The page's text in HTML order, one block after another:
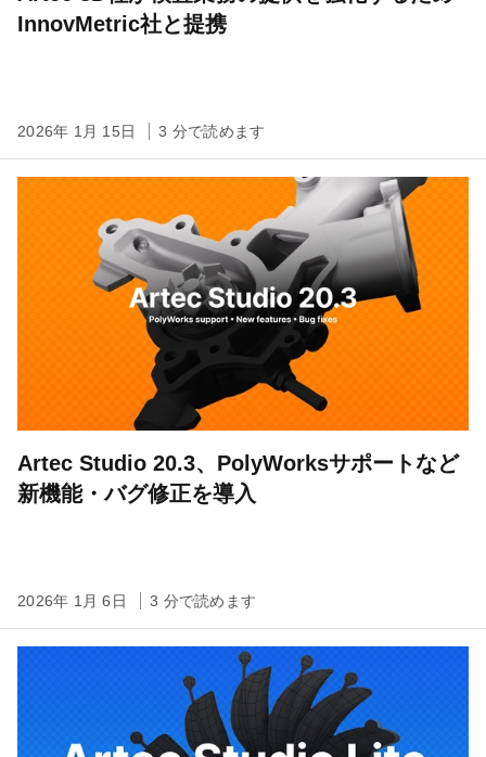
InnovMetric社と提携
2026年 1月 15日 3 分で読めます
Artec Studio 20.3、PolyWorksサポートなど
新機能・バグ修正を導入
2026年 1月 6日 3 分で読めます